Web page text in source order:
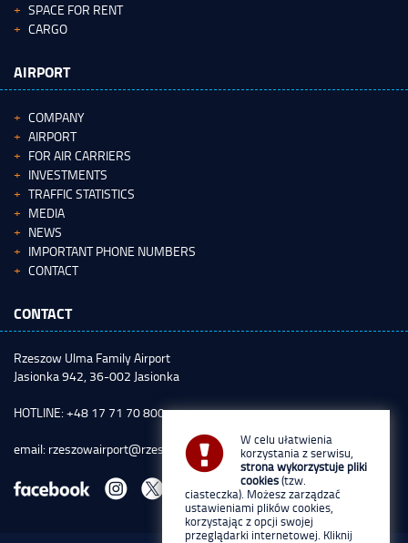
SPACE FOR RENT
CARGO
AIRPORT
COMPANY
AIRPORT
FOR AIR CARRIERS
INVESTMENTS
TRAFFIC STATISTICS
MEDIA
NEWS
IMPORTANT PHONE NUMBERS
CONTACT
CONTACT
Rzeszow Ulma Family Airport
Jasionka 942, 36-002 Jasionka
HOTLINE: +48 17 71 70 800
email: rzeszowairport@rzeszowairport.pl
W celu ułatwienia
korzystania z serwisu,
strona wykorzystuje pliki
cookies(tzw.
ciasteczka). Możesz zarządzać
ustawieniami plików cookies,
korzystając z opcji swojej
przeglądarki internetowej. Kliknij